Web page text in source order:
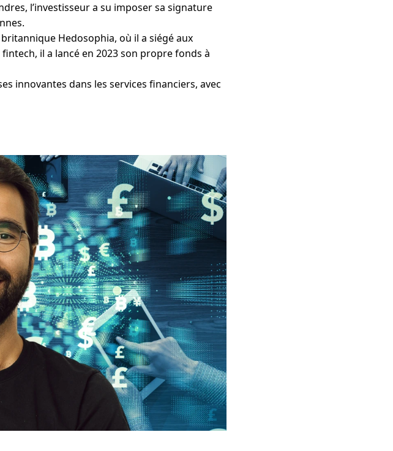
l’investisseur a su imposer sa signature
Hedosophia, où il a siégé aux
il a lancé en 2023 son propre fonds à
innovantes dans les services financiers, avec